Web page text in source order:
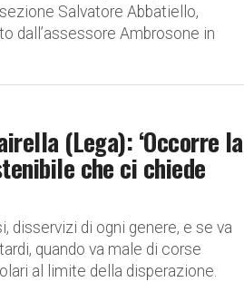
Salvatore Abbatiello,
dall’assessore Ambrosone in
(Lega): ‘Occorre la
che ci chiede
disservizi di ogni genere, e se va
quando va male di corse
al limite della disperazione.